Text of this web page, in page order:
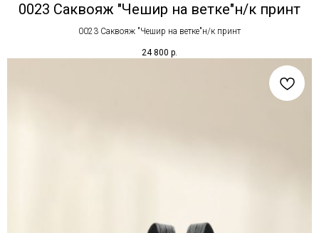
0023 Саквояж "Чешир на ветке"н/к принт
0023 Саквояж "Чешир на ветке"н/к принт
24 800 р.